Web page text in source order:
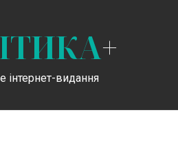
+
інтернет-видання